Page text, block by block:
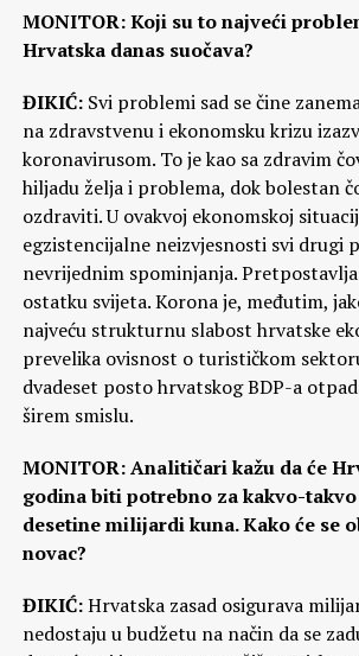
MONITOR: Koji su to najveći
Hrvatska danas suočava?
ĐIKIĆ: Svi problemi sad se čine
na zdravstvenu i ekonomsku krizu
koronavirusom. To je kao sa zdravim
hiljadu želja i problema, dok bolestan
ozdraviti. U ovakvoj ekonomskoj
egzistencijalne neizvjesnosti svi drugi
nevrijednim spominjanja.
ostatku svijeta. Korona je, međutim,
najveću strukturnu slabost hrvatske
prevelika ovisnost o turističkom
dvadeset posto hrvatskog BDP-a
širem smislu.
MONITOR: Analitičari kažu da će
godina biti potrebno za kakvo-
desetine milijardi kuna. Kako će se
novac?
ĐIKIĆ:Hrvatska zasad osigurava
nedostaju u budžetu na način da se